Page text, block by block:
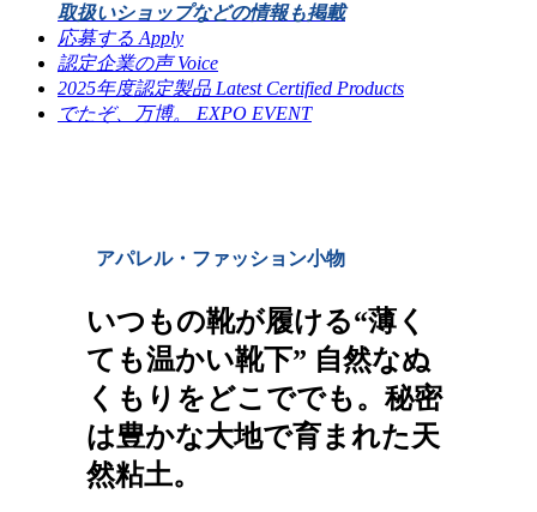
取扱いショップなどの情報も掲載
応募する Apply
認定企業の声 Voice
2025年度認定製品 Latest Certified Products
でたぞ、万博。
EXPO EVENT
アパレル・ファッション小物
いつもの靴が履ける“薄く
ても温かい靴下” 自然なぬ
くもりをどこででも。秘密
は豊かな大地で育まれた天
然粘土。